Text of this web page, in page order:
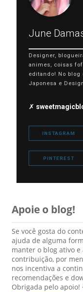
June
Designer,
animes, coisas
editando! No
Japonesa e
✗
INSTAGRAM
PINTEREST
Apoie o blog!
Se você gosta do
ajuda de alguma
manter o blog ativo e
contribuição, por
nos incentiva a
recomendações e
Obrigada pelo apoio!